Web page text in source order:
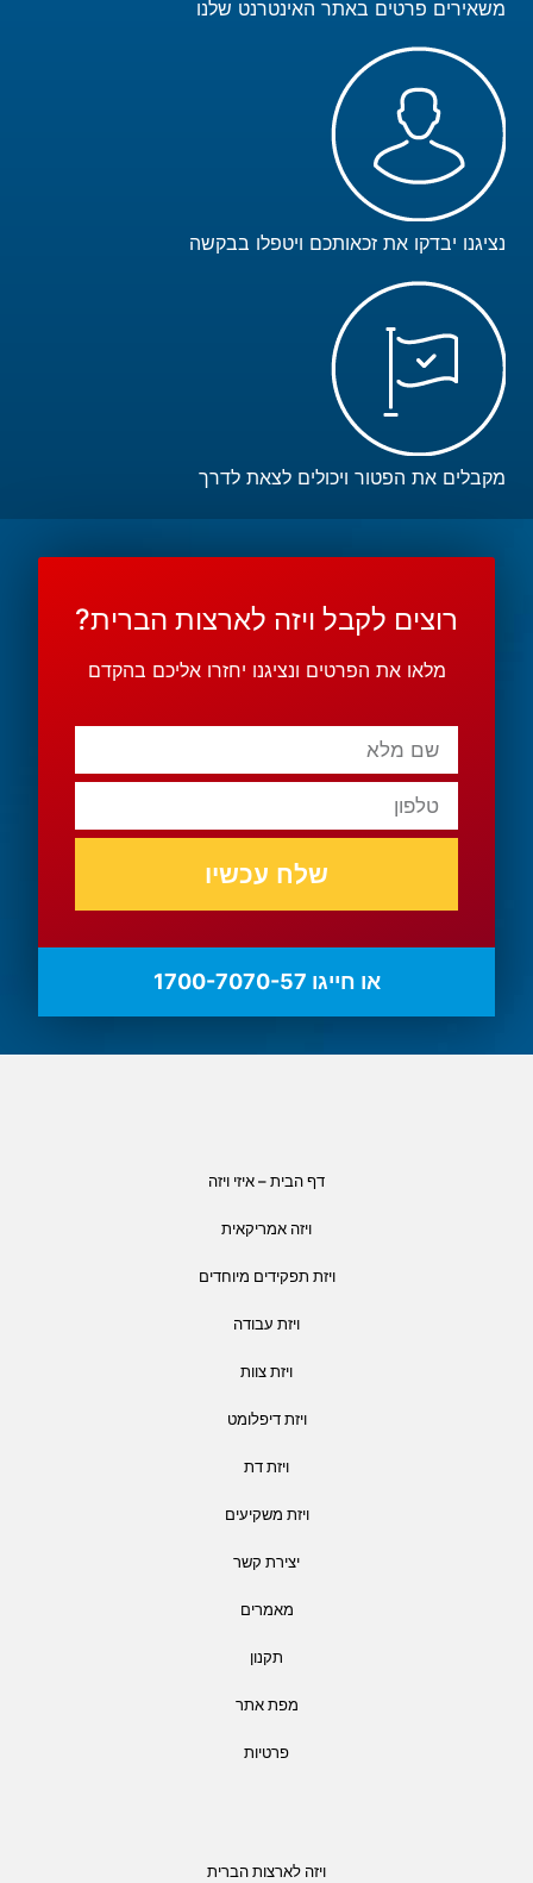
משאירים פרטים באתר האינטרנט שלנו
נציגנו יבדקו את זכאותכם ויטפלו בבקשה
מקבלים את הפטור ויכולים לצאת לדרך
רוצים לקבל ויזה לארצות הברית?
מלאו את הפרטים ונציגנו יחזרו אליכם בהקדם
שלח עכשיו
או חייגו 1700-7070-57
דף הבית – איזי ויזה
ויזה אמריקאית
ויזת תפקידים מיוחדים
ויזת עבודה
ויזת צוות
ויזת דיפלומט
ויזת דת
ויזת משקיעים
יצירת קשר
מאמרים
תקנון
מפת אתר
פרטיות
ויזה לארצות הברית